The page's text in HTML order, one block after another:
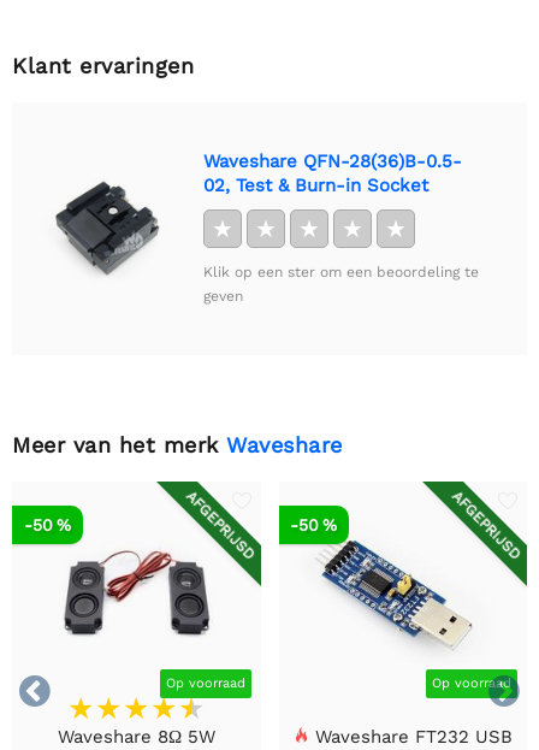
Klant ervaringen
Waveshare QFN-28(36)B-0.5-
02, Test & Burn-in Socket
★ ★ ★ ★ ★
Klik op een ster om een beoordeling te
geven
Meer van het merk Waveshare


AFGEPRIJSD
Op voorraad
-50 %
Waveshare 8Ω 5W
AFGEPRIJSD
Op voorraad
-50 %
Waveshare FT232 USB